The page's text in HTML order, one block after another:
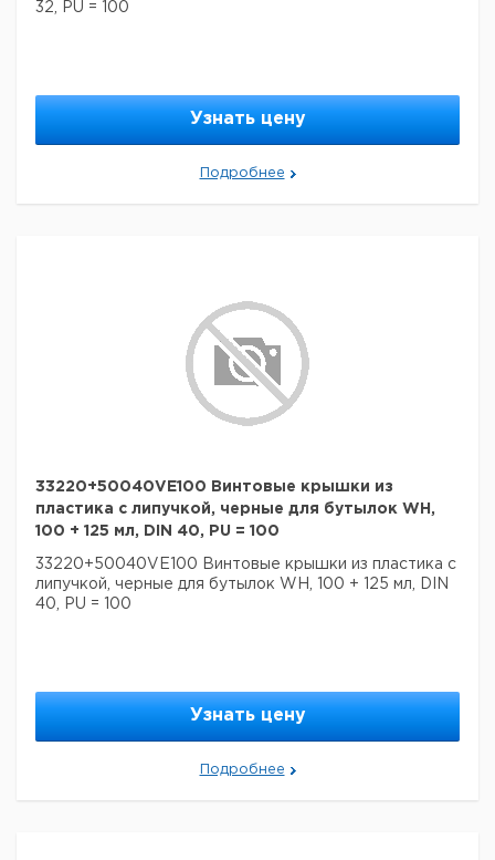
32, PU = 100
Узнать цену
Подробнее
33220+50040VE100 Винтовые крышки из
пластика с липучкой, черные для бутылок WH,
100 + 125 мл, DIN 40, PU = 100
33220+50040VE100 Винтовые крышки из пластика с
липучкой, черные для бутылок WH, 100 + 125 мл, DIN
40, PU = 100
Узнать цену
Подробнее